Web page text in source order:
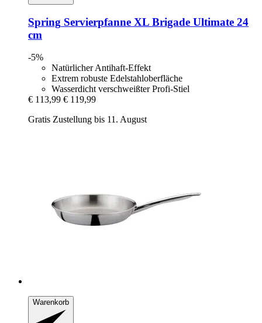
Spring Servierpfanne XL Brigade Ultimate 24
cm
-5%
Natürlicher Antihaft-Effekt
Extrem robuste Edelstahloberfläche
Wasserdicht verschweißter Profi-Stiel
€ 113,99 € 119,99
Gratis Zustellung bis 11. August
Warenkorb